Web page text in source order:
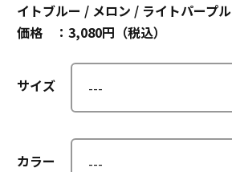
イトブルー / メロン / ライトパープル
価格 ：3,080円（税込）
サイズ
カラー